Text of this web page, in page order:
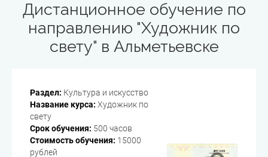
Дистанционное обучение по
направлению "Художник по
свету" в Альметьевске
Раздел: Культура и искусство
Название курса: Художник по
свету
Срок обучения: 500 часов
Стоимость обучения: 15000
рублей